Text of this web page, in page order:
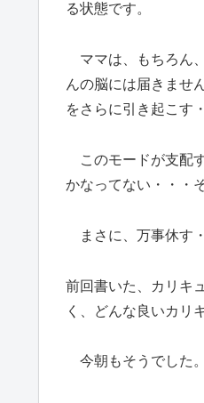
る状態です。
ママは、もちろん
んの脳には届きませ
をさらに引き起こす
このモードが支配
かなってない・・・
まさに、万事休す
前回書いた、カリキ
く、どんな良いカリ
今朝もそうでした。